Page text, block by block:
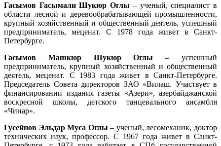
Гасымов Гасымали Шукюр Оглы – ученый, специалист в
области лесной и деревообрабатывающей промышленности,
крупный хозяйственный и общественный деятель, успешный
предприниматель, меценат. С 1978 года живет в Санкт-
Петербурге.
Гасымов Машкюр Шукюр Оглы – успешный
предприниматель, крупный хозяйственный и общественный
деятель, меценат. С 1983 года живет в Санкт-Петербурге.
Председатель Совета директоров ЗАО «Вилаш. Участвует в
финансировании издания газеты «Азери», азербайджанской
воскресной школы, детского танцевального ансамбля
«Чинар».
Гусейнов Эльдар Муса Оглы– ученый, лесомеханик, доктор
технических наук, профессор. С 1967 года живет в Санкт-